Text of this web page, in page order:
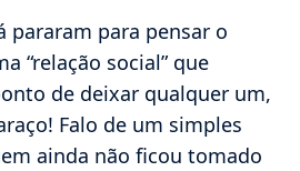
pararam para pensar o
“relação social” que
de deixar qualquer um,
Falo de um simples
ainda não ficou tomado